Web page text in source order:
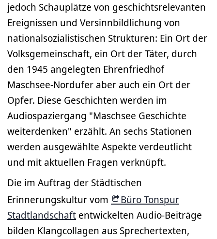
jedoch Schauplätze von geschichtsrelevanten
Ereignissen und Versinnbildlichung von
nationalsozialistischen Strukturen: Ein Ort der
Volksgemeinschaft, ein Ort der Täter, durch
den 1945 angelegten Ehrenfriedhof
Maschsee-Nordufer aber auch ein Ort der
Opfer. Diese Geschichten werden im
Audiospaziergang "Maschsee Geschichte
weiterdenken" erzählt. An sechs Stationen
werden ausgewählte Aspekte verdeutlicht
und mit aktuellen Fragen verknüpft.
Die im Auftrag der Städtischen
Erinnerungskultur vom
Büro Tonspur
Stadtlandschaft entwickelten Audio-Beiträge
bilden Klangcollagen aus Sprechertexten,